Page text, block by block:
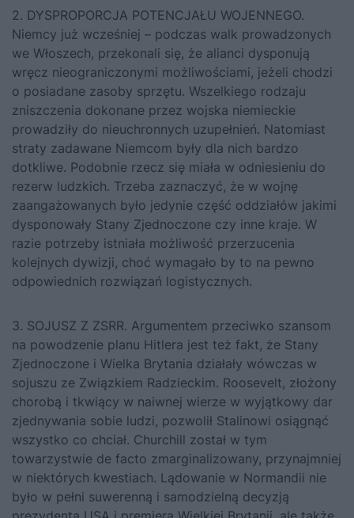
2. DYSPROPORCJA POTENCJAŁU WOJENNEGO.
Niemcy już wcześniej – podczas walk prowadzonych
we Włoszech, przekonali się, że alianci dysponują
wręcz nieograniczonymi możliwościami, jeżeli chodzi
o posiadane zasoby sprzętu. Wszelkiego rodzaju
zniszczenia dokonane przez wojska niemieckie
prowadziły do nieuchronnych uzupełnień. Natomiast
straty zadawane Niemcom były dla nich bardzo
dotkliwe. Podobnie rzecz się miała w odniesieniu do
rezerw ludzkich. Trzeba zaznaczyć, że w wojnę
zaangażowanych było jedynie część oddziałów jakimi
dysponowały Stany Zjednoczone czy inne kraje. W
razie potrzeby istniała możliwość przerzucenia
kolejnych dywizji, choć wymagało by to na pewno
odpowiednich rozwiązań logistycznych.
3. SOJUSZ Z ZSRR. Argumentem przeciwko szansom
na powodzenie planu Hitlera jest też fakt, że Stany
Zjednoczone i Wielka Brytania działały wówczas w
sojuszu ze Związkiem Radzieckim. Roosevelt, złożony
chorobą i tkwiący w naiwnej wierze w wyjątkowy dar
zjednywania sobie ludzi, pozwolił Stalinowi osiągnąć
wszystko co chciał. Churchill został w tym
towarzystwie de facto zmarginalizowany, przynajmniej
w niektórych kwestiach. Lądowanie w Normandii nie
było w pełni suwerenną i samodzielną decyzją